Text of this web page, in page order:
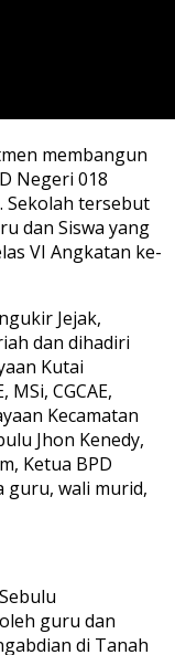
membangun
Negeri 018
Sekolah tersebut
dan Siswa yang
VI Angkatan ke-
Jejak,
dan dihadiri
Kutai
CGCAE,
Kecamatan
Jhon Kenedy,
Ketua BPD
guru, wali murid,
guru dan
di Tanah